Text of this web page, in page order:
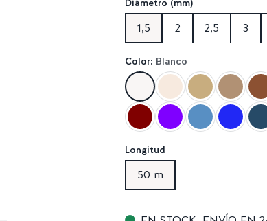
Diámetro (mm)
1,5 2 2,5 3
Color: Blanco
Longitud
50 m